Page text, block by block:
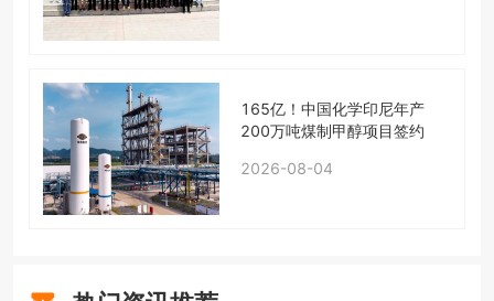
165亿！中国化学印尼年产
200万吨煤制甲醇项目签约
2026-08-04